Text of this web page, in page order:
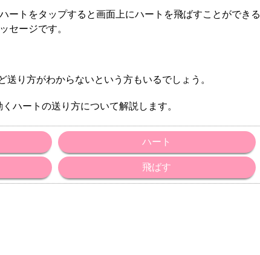
ートをタップすると画面上にハートを飛ばすことができる
セージです。
送り方がわからないという方もいるでしょう。
ハートの送り方について解説します。
ハート
飛ばす